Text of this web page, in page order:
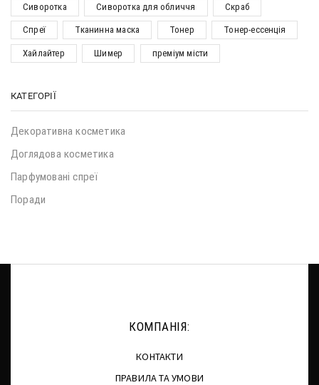
Сиворотка Сиворотка для обличчя Скраб
Спреї Тканинна маска Тонер Тонер-ессенція
Хайлайтер Шимер преміум місти
КАТЕГОРІЇ
Декоративна косметика
Доглядова косметика
Парфумовані спреї
Поради
КОМПАНІЯ:
КОНТАКТИ
ПРАВИЛА ТА УМОВИ